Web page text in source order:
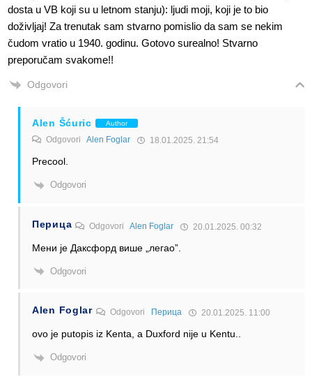
dosta u VB koji su u letnom stanju): ljudi moji, koji je to bio
doživljaj! Za trenutak sam stvarno pomislio da sam se nekim
čudom vratio u 1940. godinu. Gotovo surealno! Stvarno
preporučam svakome!!
Odgovori
Alen Šćuric Author
Odgovori Alen Foglar 18.01.2025. 21:54
Precool.
Odgovori
Перица OdgovoriAlen Foglar 20.01.2025. 00:32
Мени је Даксфорд више „легао”.
Odgovori
Alen Foglar Odgovori Перица 20.01.2025. 11:00
ovo je putopis iz Kenta, a Duxford nije u Kentu..
Odgovori